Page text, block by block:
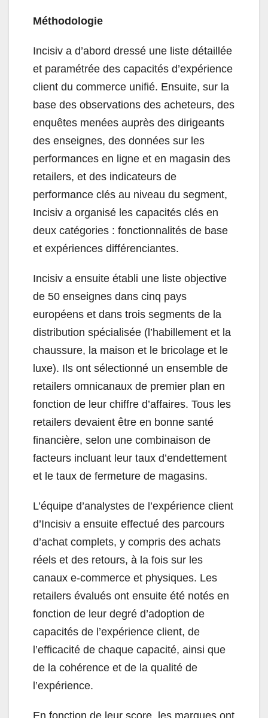
Méthodologie
Incisiv a d’abord dressé une liste détaillée
et paramétrée des capacités d’expérience
client du commerce unifié. Ensuite, sur la
base des observations des acheteurs, des
enquêtes menées auprès des dirigeants
des enseignes, des données sur les
performances en ligne et en magasin des
retailers, et des indicateurs de
performance clés au niveau du segment,
Incisiv a organisé les capacités clés en
deux catégories : fonctionnalités de base
et expériences différenciantes.
Incisiv a ensuite établi une liste objective
de 50 enseignes dans cinq pays
européens et dans trois segments de la
distribution spécialisée (l’habillement et la
chaussure, la maison et le bricolage et le
luxe). Ils ont sélectionné un ensemble de
retailers omnicanaux de premier plan en
fonction de leur chiffre d’affaires. Tous les
retailers devaient être en bonne santé
financière, selon une combinaison de
facteurs incluant leur taux d’endettement
et le taux de fermeture de magasins.
L’équipe d’analystes de l’expérience client
d’Incisiv a ensuite effectué des parcours
d’achat complets, y compris des achats
réels et des retours, à la fois sur les
canaux e-commerce et physiques. Les
retailers évalués ont ensuite été notés en
fonction de leur degré d’adoption de
capacités de l’expérience client, de
l’efficacité de chaque capacité, ainsi que
de la cohérence et de la qualité de
l’expérience.